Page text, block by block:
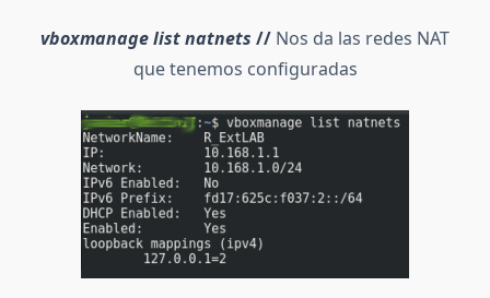
vboxmanage list natnets // Nos da las redes NAT
que tenemos configuradas